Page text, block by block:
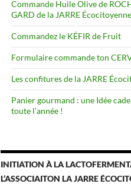
Commande Huile Olive de
GARD de la JARRE Écocitoyenne
Commandez le KÉFIR de Fruit
Formulaire commande ton
Les confitures de la JARRE
Panier gourmand : une Idée
toute l’année !
INITIATION À LA
L’ASSOCIAITON LA JARRE